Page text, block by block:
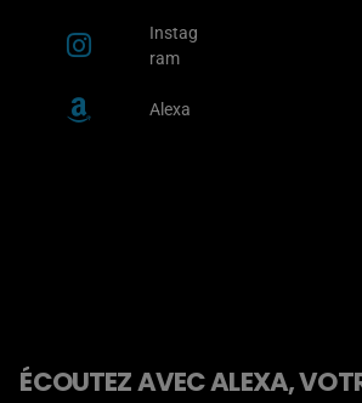
Instag
ram
Alexa
ÉCOUTEZ AVEC ALEXA,